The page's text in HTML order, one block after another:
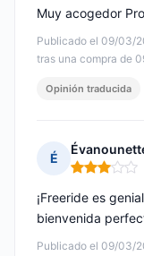
Publicado el 09/03/
tras una compra de
Muy acogedor
Opinión traducida
É
Nota: 3 de 5
Publicado el 09/03/
¡Freeride es
bienvenida